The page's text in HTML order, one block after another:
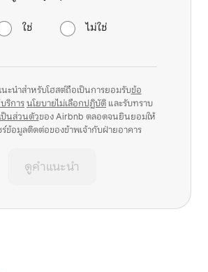
ใช่ ไม่ใช่
ะนำสำหรับโฮสต์ถือเป็นการยอมรับข้อ
ริการนโยบายไม่เลือกปฏิบัติ และรับทราบ
ป็นส่วนตัวของ Airbnb ตลอดจนยินยอมให้
ข้อมูลติดต่อของข้าพเจ้ากับฝ่ายอาคาร
ดูคำแนะนำ